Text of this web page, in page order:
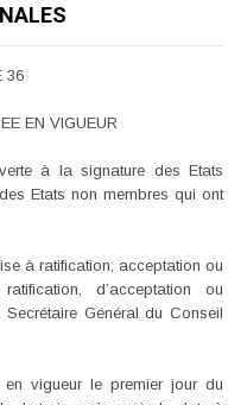
36
EN VIGUEUR
à la signature des Etats
Etats non membres qui ont
à ratification, acceptation ou
d’acceptation ou
Général du Conseil
en vigueur le premier jour du